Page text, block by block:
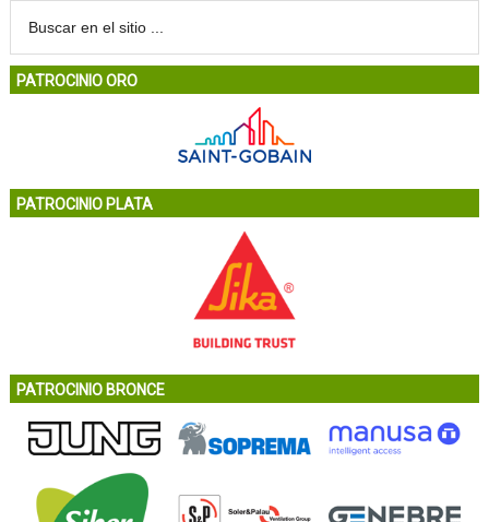
PATROCINIO ORO
PATROCINIO PLATA
PATROCINIO BRONCE